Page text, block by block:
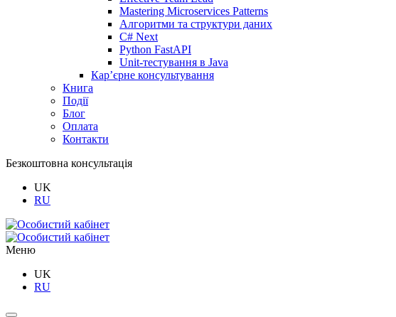
Mastering Microservices Patterns
Алгоритми та структури даних
C# Next
Python FastAPI
Unit-тестування в Java
Кар’єрне консультування
Книга
Події
Блог
Оплата
Контакти
Безкоштовна консультація
UK
RU
Меню
UK
RU